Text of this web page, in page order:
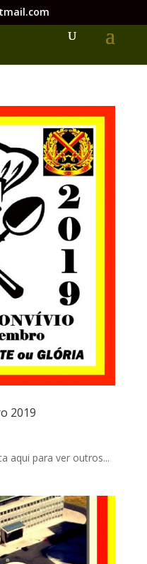
2019
aqui para ver outros...